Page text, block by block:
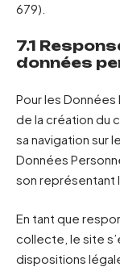
679).
7.1
données
Pour les
de la création du
sa navigation sur
Données
son représentant
En tant que
collecte, le site
dispositions